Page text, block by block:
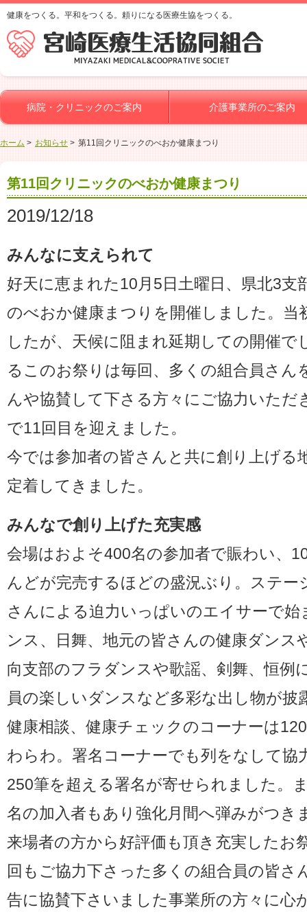
健康をつくる。平和をつくる。頼りになる医療生協をつくる。
病院・クリニックのご案内 介護事業所のご案内
ホーム お知らせ 第11回クリニックのべおか健康まつり
第11回クリニックのべおか健康まつり
2019/12/18
みんなに支えられて
好天に恵まれた10月5日土曜日、県北3支
のべおか健康まつりを開催しました。当
したが、天候に阻まれ延期しての開催で
るこのお祭りは毎回、多くの組合員さん
んや協賛して下さる方々にご協力いただ
で11回目を迎えました。
今では参加者の皆さんと共に創り上げる
定着してきました。
みんなで創り上げた充実感
会場はおよそ400名の参加者で賑わい、
んどが完売するほどの盛況ぶり。ステー
さんによる迫力いっぱいのエイサーで
ンス、日舞、地元の皆さんの健康ダンス
向支部のフラダンスや歌謡、剣舞、恒例
員の楽しいダンスなど多彩な出し物が披
健康相談、健康チェックのコーナーは
わらわ。署名コーナーでも列をなして協
250筆を超える署名が寄せられました。
名の加入者もあり強化月間へ弾みがつき
来場者の方から好評価も頂き充実したお
回もご協力下さった多くの組合員の皆さ
告に協賛下さいました事業所の方々に心